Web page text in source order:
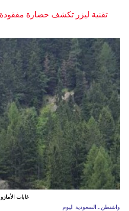
تقنية ليزر تكشف حضارة
غابات
واشنطن ـ السعودية اليوم